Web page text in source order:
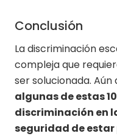
Conclusión
La discriminación
compleja que
ser solucionada. Aún
algunas de estas
discriminación en
seguridad de